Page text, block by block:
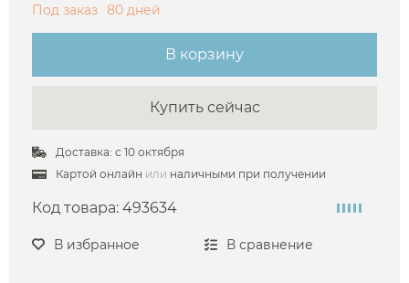
Под заказ 80 дней
В корзину
Купить сейчас
Доставка: с 10 октября
Картой онлайн или наличными при получении
Код товара: 493634
В избранное В сравнение